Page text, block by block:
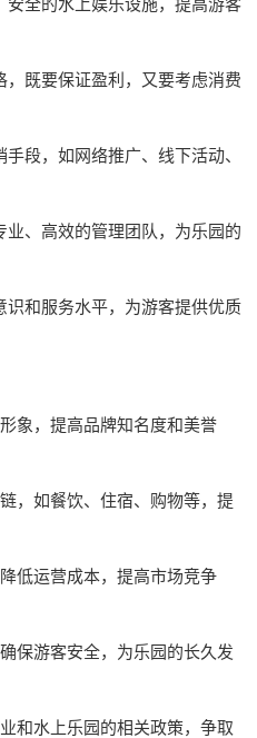
安全的水上娱乐设施，提高游客
既要保证盈利，又要考虑消费
段，如网络推广、线下活动、
、高效的管理团队，为乐园的
识和服务水平，为游客提供优质
象，提高品牌知名度和美誉
，如餐饮、住宿、购物等，提
低运营成本，提高市场竞争
保游客安全，为乐园的长久发
和水上乐园的相关政策，争取